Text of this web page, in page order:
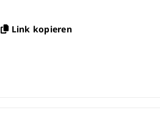
Link kopieren